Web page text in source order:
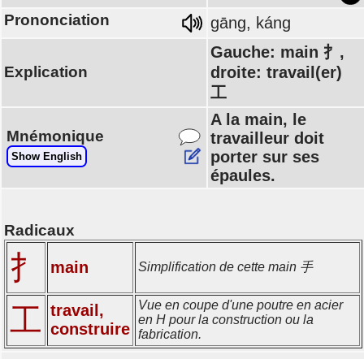
Prononciation gāng, káng
Explication
Gauche: main 扌,
droite: travail(er)
工
Mnémonique
Show English
A la main, le
travailleur doit
porter sur ses
épaules.
Radicaux
扌 main Simplification de cette main 手
工 travail,
construire
Vue en coupe d'une poutre en acier
en H pour la construction ou la
fabrication.